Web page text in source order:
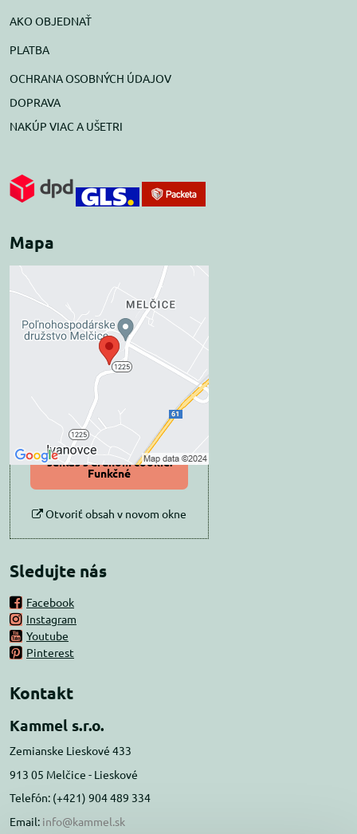
AKO OBJEDNAŤ
PLATBA
OCHRANA OSOBNÝCH ÚDAJOV
DOPRAVA
NAKÚP VIAC A UŠETRI
Mapa
Externý obsah je
blokovaný Voľbami
súkromia
Prajete si načítať externý obsah?
Povoliť tentokrát
Povoliť a zapamätať -
súhlas s druhom cookie:
Funkčné
Otvoriť obsah v novom okne
Sledujte nás
Facebook
Instagram
Youtube
Pinterest
Kontakt
Kammel s.r.o.
Zemianske Lieskové 433
913 05 Melčice - Lieskové
Telefón: (+421) 904 489 334
Email: info@kammel.sk